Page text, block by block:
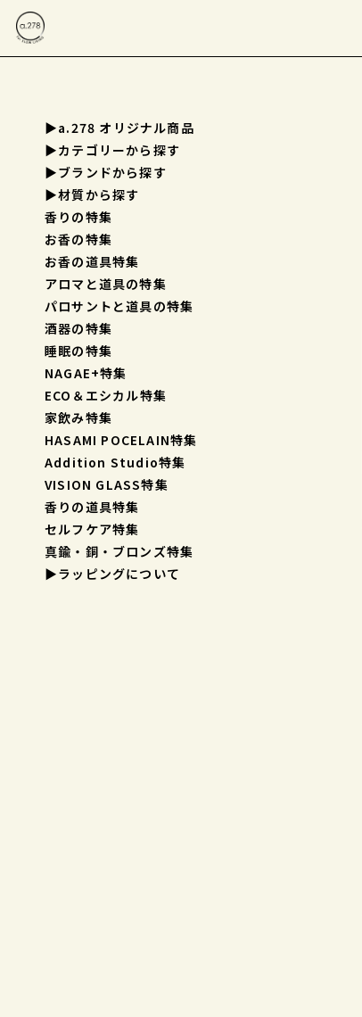
▶a.278 オリジナル商品
▶︎カテゴリーから探す
▶︎ブランドから探す
▶︎材質から探す
香りの特集
お香の特集
お香の道具特集
アロマと道具の特集
パロサントと道具の特集
酒器の特集
睡眠の特集
NAGAE+特集
ECO＆エシカル特集
家飲み特集
HASAMI POCELAIN特集
Addition Studio特集
VISION GLASS特集
香りの道具特集
セルフケア特集
真鍮・銅・ブロンズ特集
▶︎ラッピングについて